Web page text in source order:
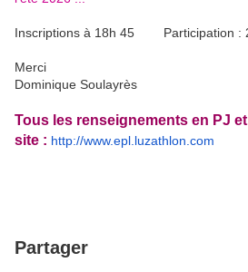
Inscriptions à 18h 45 Participation :
Merci
Dominique Soulayrès
Tous les renseignements en PJ
site : http://www.epl.luzathlon.com
Partager